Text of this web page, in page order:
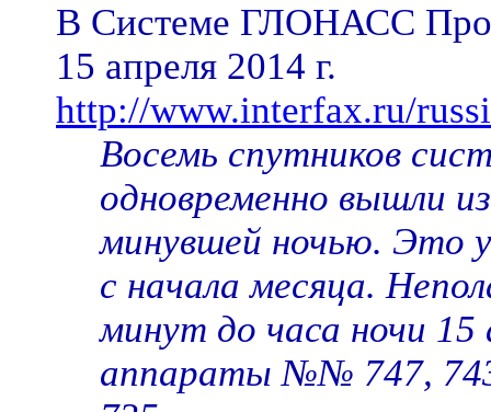
В Системе ГЛОНАСС
15 апреля 2014 г.
http://www.interfax.ru/
Восемь спутников
одновременно вышли
минувшей ночью. Это
с начала месяца.
минут до часа ночи 15
аппараты №№ 747,